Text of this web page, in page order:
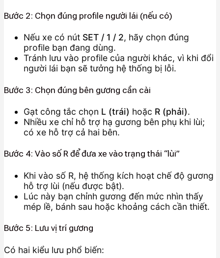
Bước 2: Chọn đúng profile người lái (nếu có)
Nếu xe có nút SET / 1 / 2, hãy chọn đúng
profile bạn đang dùng.
Tránh lưu vào profile của người khác, vì khi đổi
người lái bạn sẽ tưởng hệ thống bị lỗi.
Bước 3: Chọn đúng bên gương cần cài
Gạt công tắc chọn L (trái) hoặc R (phải).
Nhiều xe chỉ hỗ trợ hạ gương bên phụ khi lùi;
có xe hỗ trợ cả hai bên.
Bước 4: Vào số R để đưa xe vào trạng thái “lùi”
Khi vào số R, hệ thống kích hoạt chế độ gương
hỗ trợ lùi (nếu được bật).
Lúc này bạn chỉnh gương đến mức nhìn thấy
mép lề, bánh sau hoặc khoảng cách cần thiết.
Bước 5: Lưu vị trí gương
Có hai kiểu lưu phổ biến: